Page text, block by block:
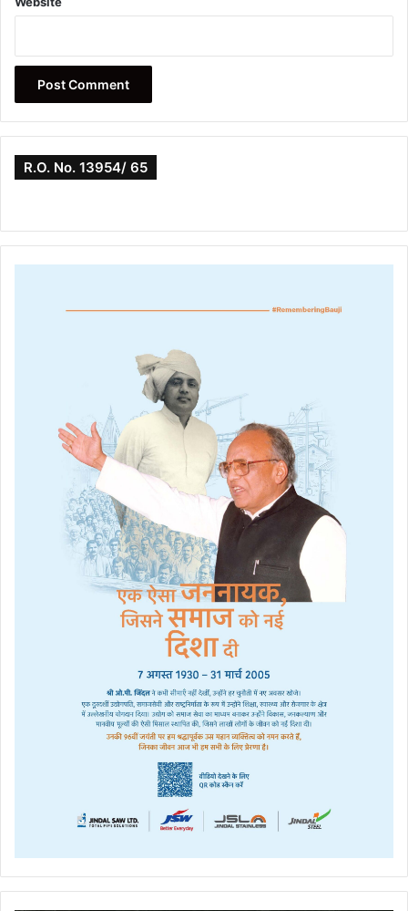
R.O. No. 13954/ 65